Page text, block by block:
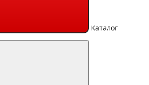
Каталог